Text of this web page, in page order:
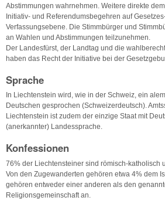
Abstimmungen wahrnehmen. Weitere direkte
Initiativ- und Referendumsbegehren auf
Verfassungsebene. Die Stimmbürger und
an Wahlen und Abstimmungen teilzunehmen.
Der Landesfürst, der Landtag und die
haben das Recht der Initiative bei der
Sprache
In Liechtenstein wird, wie in der Schweiz, ein
Deutschen gesprochen (Schweizerdeutsch).
Liechtenstein ist zudem der einzige Staat mit
(anerkannter) Landessprache.
Konfessionen
76% der Liechtensteiner sind römisch-katholisch
Von den Zugewanderten gehören etwa 4% dem
gehören entweder einer anderen als den
Religionsgemeinschaft an.